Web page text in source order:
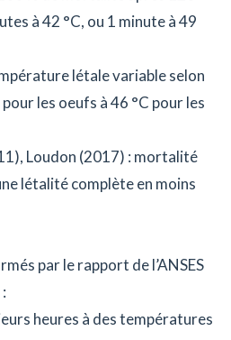
à 42 °C, ou 1 minute à 49
létale variable selon
les oeufs à 46 °C pour les
Loudon (2017) : mortalité
létalité complète en moins
par le rapport de l’ANSES
heures à des températures